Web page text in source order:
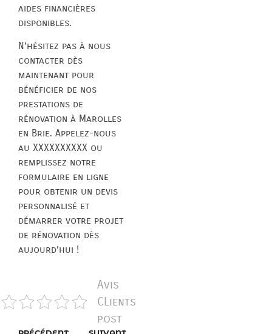
aides financières
disponibles.
N’hésitez pas à nous
contacter dès
maintenant pour
bénéficier de nos
prestations de
rénovation à Marolles
en Brie. Appelez-nous
au XXXXXXXXXX ou
remplissez notre
formulaire en ligne
pour obtenir un devis
personnalisé et
démarrer votre projet
de rénovation dès
aujourd’hui !
Avis
CLients
post